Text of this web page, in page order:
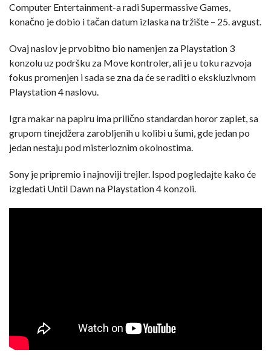
Computer Entertainment-a radi Supermassive Games,
konačno je dobio i tačan datum izlaska na tržište – 25. avgust.
Ovaj naslov je prvobitno bio namenjen za Playstation 3
konzolu uz podršku za Move kontroler, ali je u toku razvoja
fokus promenjen i sada se zna da će se raditi o ekskluzivnom
Playstation 4 naslovu.
Igra makar na papiru ima prilično standardan horor zaplet, sa
grupom tinejdžera zarobljenih u kolibi u šumi, gde jedan po
jedan nestaju pod misterioznim okolnostima.
Sony je pripremio i najnoviji trejler. Ispod pogledajte kako će
izgledati Until Dawn na Playstation 4 konzoli.